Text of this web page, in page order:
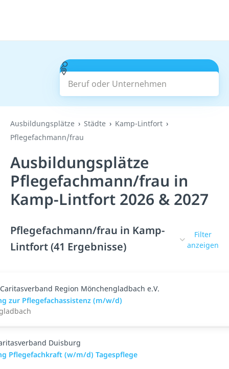
Beruf oder Unternehmen
Suchen
Ausbildungsplätze Städte
Kamp-Lintfort
Pflegefachmann/frau
Ausbildungsplätze
Pflegefachmann/frau in
Kamp-Lintfort 2026 & 2027
Pflegefachmann/frau in Kamp-
Lintfort (41 Ergebnisse)
Filter
anzeigen
Caritasverband Region Mönchengladbach e.V.
zur Pflegefachassistenz (m/w/d)
Duisburg
Pflegefachkraft (w/m/d) Tagespflege